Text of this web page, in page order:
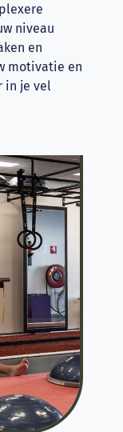
niveau
en
motivatie en
in je vel